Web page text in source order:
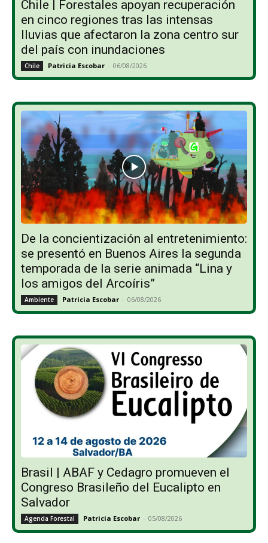
Chile | Forestales apoyan recuperación
en cinco regiones tras las intensas
lluvias que afectaron la zona centro sur
del país con inundaciones
Chile Patricia Escobar - 06/08/2026
De la concientización al entretenimiento:
se presentó en Buenos Aires la segunda
temporada de la serie animada “Lina y
los amigos del Arcoíris”
Ambiente Patricia Escobar - 06/08/2026
Brasil | ABAF y Cedagro promueven el
Congreso Brasileño del Eucalipto en
Salvador
Agenda Forestal Patricia Escobar - 05/08/2026